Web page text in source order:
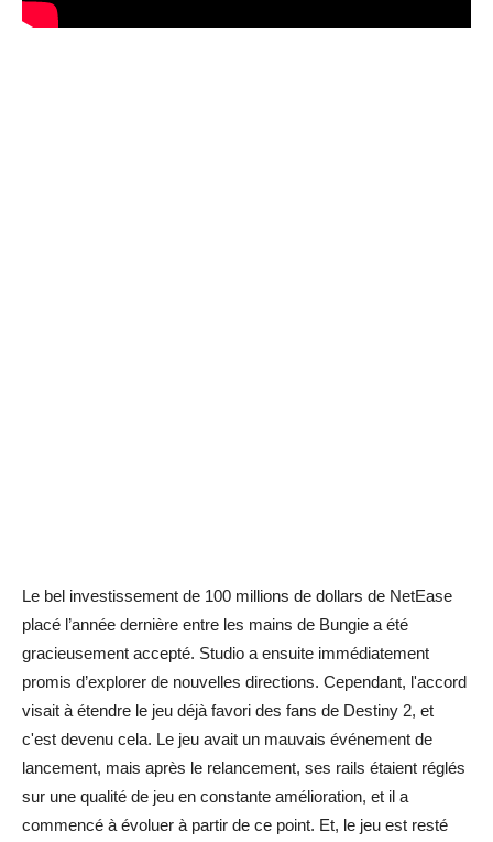
Le bel investissement de 100 millions de dollars de NetEase
placé l’année dernière entre les mains de Bungie a été
gracieusement accepté. Studio a ensuite immédiatement
promis d’explorer de nouvelles directions. Cependant, l'accord
visait à étendre le jeu déjà favori des fans de Destiny 2, et
c'est devenu cela. Le jeu avait un mauvais événement de
lancement, mais après le relancement, ses rails étaient réglés
sur une qualité de jeu en constante amélioration, et il a
commencé à évoluer à partir de ce point. Et, le jeu est resté